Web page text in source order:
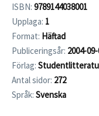
ISBN: 9789144038001
Upplaga: 1
Format: Häftad
Publiceringsår: 2004-
Förlag:
Antal sidor: 272
Språk: Svenska